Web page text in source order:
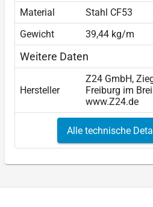
Material
Stahl CF53
Gewicht
39,44 kg/m
Weitere Daten
Hersteller
Z24 GmbH,
Freiburg im
www.Z24.de
Alle technische